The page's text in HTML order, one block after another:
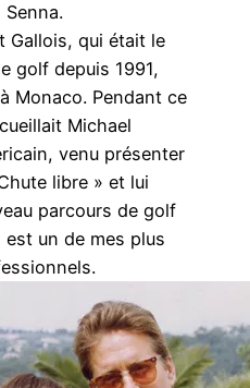
Gallois, qui était le
golf depuis 1991,
Monaco. Pendant ce
Michael
venu présenter
libre » et lui
parcours de golf
est un de mes plus